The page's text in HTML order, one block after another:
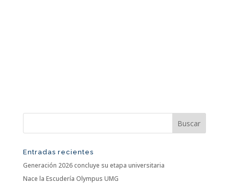
Entradas recientes
Generación 2026 concluye su etapa universitaria
Nace la Escudería Olympus UMG